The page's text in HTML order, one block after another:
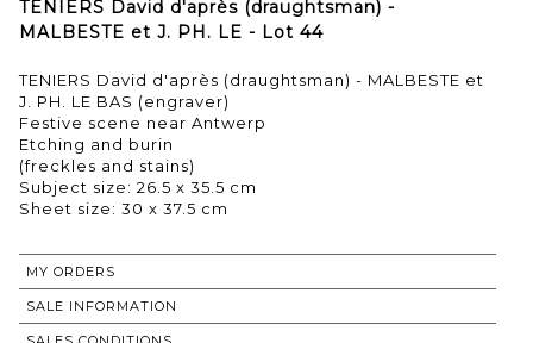
TENIERS David d'après (draughtsman) -
MALBESTE et J. PH. LE - Lot 44
TENIERS David d'après (draughtsman) - MALBESTE et
J. PH. LE BAS (engraver)
Festive scene near Antwerp
Etching and burin
(freckles and stains)
Subject size: 26.5 x 35.5 cm
Sheet size: 30 x 37.5 cm
MY ORDERS
SALE INFORMATION